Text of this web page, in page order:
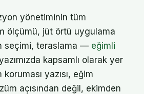
yönetiminin tüm
ölçümü, jüt örtü uygulama
seçimi, teraslama — eğimli
kapsamlı olarak yer
yazısı, eğim
açısından değil, ekimden